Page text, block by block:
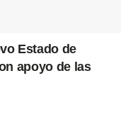
Estado de
apoyo de las